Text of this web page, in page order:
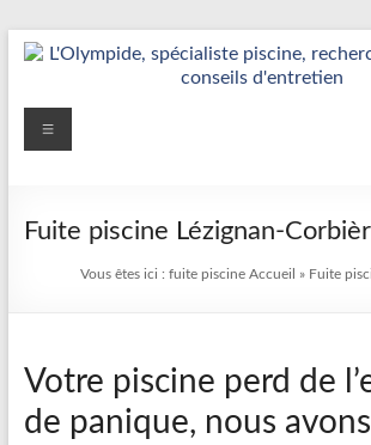
Aller
au
Détection
Réparation
Fuite
L’Olympide
—
Menu
Fuite piscine Lézignan-
Vous êtes ici : fuite piscineAccueil » Fuite
Votre piscine perd de
de panique, nous